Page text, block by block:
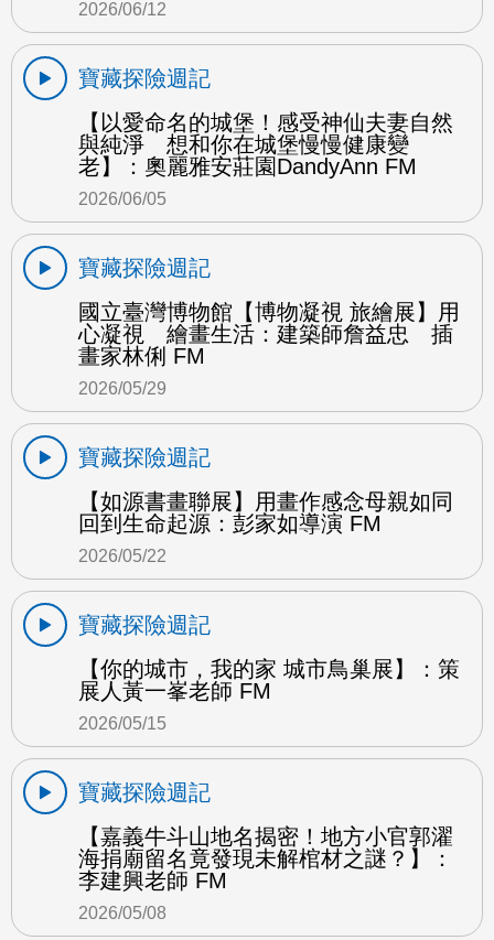
2026/06/12
寶藏探險週記
【以愛命名的城堡！感受神仙夫妻自然
與純淨 想和你在城堡慢慢健康變
老】：奧麗雅安莊園DandyAnn FM
2026/06/05
寶藏探險週記
國立臺灣博物館【博物凝視 旅繪展】用
心凝視 繪畫生活：建築師詹益忠 插
畫家林俐 FM
2026/05/29
寶藏探險週記
【如源書畫聯展】用畫作感念母親如同
回到生命起源：彭家如導演 FM
2026/05/22
寶藏探險週記
【你的城市，我的家 城市鳥巢展】：策
展人黃一峯老師 FM
2026/05/15
寶藏探險週記
【嘉義牛斗山地名揭密！地方小官郭濯
海捐廟留名竟發現未解棺材之謎？】：
李建興老師 FM
2026/05/08